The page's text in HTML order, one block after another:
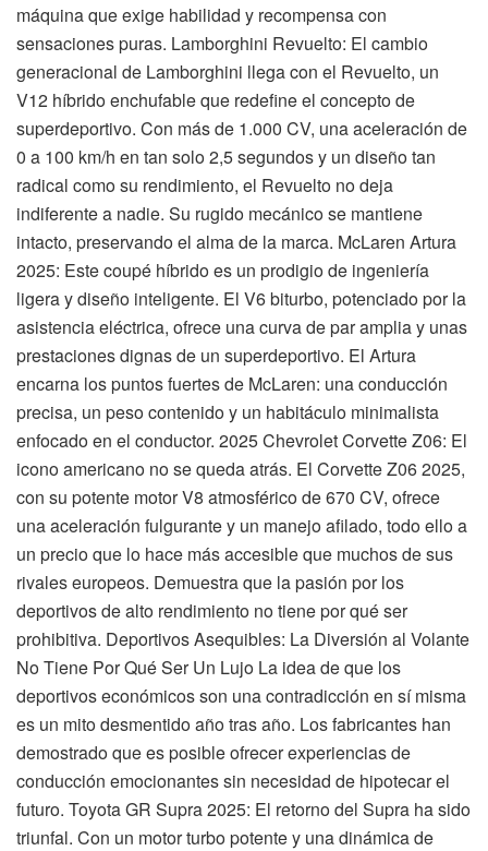
máquina que exige habilidad y recompensa con
sensaciones puras. Lamborghini Revuelto: El cambio
generacional de Lamborghini llega con el Revuelto, un
V12 híbrido enchufable que redefine el concepto de
superdeportivo. Con más de 1.000 CV, una aceleración de
0 a 100 km/h en tan solo 2,5 segundos y un diseño tan
radical como su rendimiento, el Revuelto no deja
indiferente a nadie. Su rugido mecánico se mantiene
intacto, preservando el alma de la marca. McLaren Artura
2025: Este coupé híbrido es un prodigio de ingeniería
ligera y diseño inteligente. El V6 biturbo, potenciado por la
asistencia eléctrica, ofrece una curva de par amplia y unas
prestaciones dignas de un superdeportivo. El Artura
encarna los puntos fuertes de McLaren: una conducción
precisa, un peso contenido y un habitáculo minimalista
enfocado en el conductor. 2025 Chevrolet Corvette Z06: El
icono americano no se queda atrás. El Corvette Z06 2025,
con su potente motor V8 atmosférico de 670 CV, ofrece
una aceleración fulgurante y un manejo afilado, todo ello a
un precio que lo hace más accesible que muchos de sus
rivales europeos. Demuestra que la pasión por los
deportivos de alto rendimiento no tiene por qué ser
prohibitiva. Deportivos Asequibles: La Diversión al Volante
No Tiene Por Qué Ser Un Lujo La idea de que los
deportivos económicos son una contradicción en sí misma
es un mito desmentido año tras año. Los fabricantes han
demostrado que es posible ofrecer experiencias de
conducción emocionantes sin necesidad de hipotecar el
futuro. Toyota GR Supra 2025: El retorno del Supra ha sido
triunfal. Con un motor turbo potente y una dinámica de